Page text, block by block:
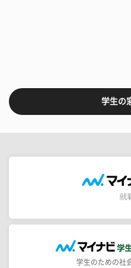
学生の
学生のための社